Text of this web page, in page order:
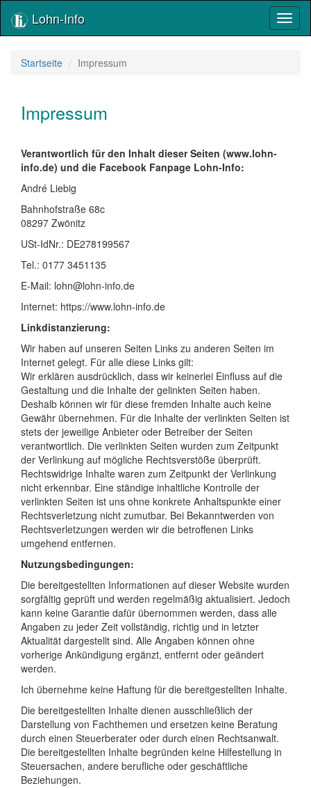
Lohn-Info
Startseite Impressum
Impressum
Verantwortlich für den Inhalt dieser Seiten (www.lohn-
info.de) und die Facebook Fanpage Lohn-Info:
André Liebig
Bahnhofstraße 68c
08297 Zwönitz
USt-IdNr.: DE278199567
Tel.: 0177 3451135
E-Mail: lohn@lohn-info.de
Internet: https://www.lohn-info.de
Linkdistanzierung:
Wir haben auf unseren Seiten Links zu anderen Seiten im
Internet gelegt. Für alle diese Links gilt:
Wir erklären ausdrücklich, dass wir keinerlei Einfluss auf die
Gestaltung und die Inhalte der gelinkten Seiten haben.
Deshalb können wir für diese fremden Inhalte auch keine
Gewähr übernehmen. Für die Inhalte der verlinkten Seiten ist
stets der jeweilige Anbieter oder Betreiber der Seiten
verantwortlich. Die verlinkten Seiten wurden zum Zeitpunkt
der Verlinkung auf mögliche Rechtsverstöße überprüft.
Rechtswidrige Inhalte waren zum Zeitpunkt der Verlinkung
nicht erkennbar. Eine ständige inhaltliche Kontrolle der
verlinkten Seiten ist uns ohne konkrete Anhaltspunkte einer
Rechtsverletzung nicht zumutbar. Bei Bekanntwerden von
Rechtsverletzungen werden wir die betroffenen Links
umgehend entfernen.
Nutzungsbedingungen:
Die bereitgestellten Informationen auf dieser Website wurden
sorgfältig geprüft und werden regelmäßig aktualisiert. Jedoch
kann keine Garantie dafür übernommen werden, dass alle
Angaben zu jeder Zeit vollständig, richtig und in letzter
Aktualität dargestellt sind. Alle Angaben können ohne
vorherige Ankündigung ergänzt, entfernt oder geändert
werden.
Ich übernehme keine Haftung für die bereitgestellten Inhalte.
Die bereitgestellten Inhalte dienen ausschließlich der
Darstellung von Fachthemen und ersetzen keine Beratung
durch einen Steuerberater oder durch einen Rechtsanwalt.
Die bereitgestellten Inhalte begründen keine Hilfestellung in
Steuersachen, andere berufliche oder geschäftliche
Beziehungen.